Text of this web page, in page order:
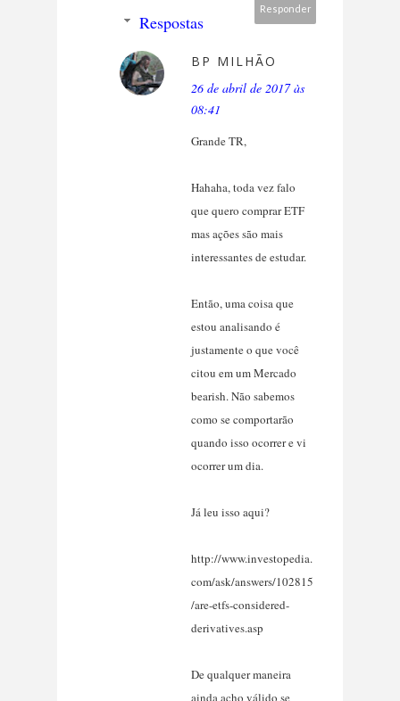
Responder
Respostas
BP MILHÃO
26 de abril de 2017 às
08:41
Grande TR,
Hahaha, toda vez falo
que quero comprar ETF
mas ações são mais
interessantes de estudar.
Então, uma coisa que
estou analisando é
justamente o que você
citou em um Mercado
bearish. Não sabemos
como se comportarão
quando isso ocorrer e vi
ocorrer um dia.
Já leu isso aqui?
http://www.investopedia.
com/ask/answers/102815
/are-etfs-considered-
derivatives.asp
De qualquer maneira
ainda acho válido se